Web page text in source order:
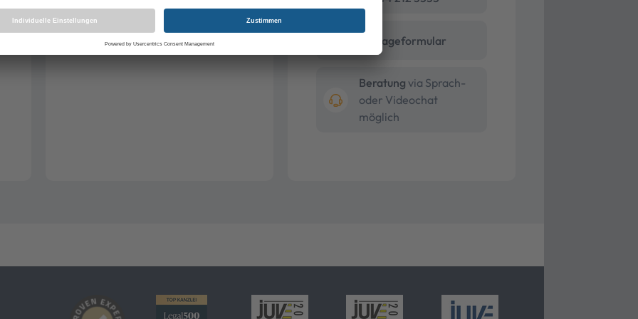
Anfrageformular
Beratung via Sprach-
oder Videochat
möglich